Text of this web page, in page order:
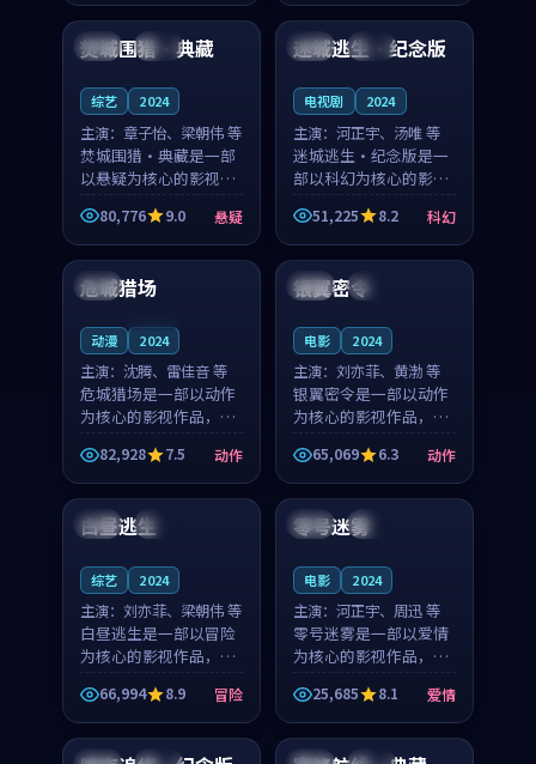
奏紧凑，值得推荐观
看。
奏紧凑，值得推荐观
看。
韩国 高分
焚城围猎·典藏
综艺 2024
主演： 章子怡、梁朝伟 等
焚城围猎·典藏是一部
以悬疑为核心的影视作
品，围绕危机、反转与
人物成长展开，整体节
奏紧凑，值得推荐观
看。
80,776 9.0 悬疑
韩国 院线
迷城逃生·纪念版
电视剧 2024
主演： 河正宇、汤唯 等
迷城逃生·纪念版是一
部以科幻为核心的影视
作品，围绕危机、反转
与人物成长展开，整体
节奏紧凑，值得推荐观
看。
51,225 8.2 科幻
中国
危城猎场
动漫 2024
主演： 沈腾、雷佳音 等
危城猎场是一部以动作
为核心的影视作品，围
绕危机、反转与人物成
长展开，整体节奏紧
凑，值得推荐观看。
82,928 7.5 动作
中国 完结
银翼密令
电影 2024
主演： 刘亦菲、黄渤 等
银翼密令是一部以动作
为核心的影视作品，围
绕危机、反转与人物成
长展开，整体节奏紧
凑，值得推荐观看。
65,069 6.3 动作
中国 独播
白昼逃生
综艺 2024
主演： 刘亦菲、梁朝伟 等
白昼逃生是一部以冒险
为核心的影视作品，围
绕危机、反转与人物成
长展开，整体节奏紧
凑，值得推荐观看。
66,994 8.9 冒险
日本 热播
零号迷雾
电影 2024
主演： 河正宇、周迅 等
零号迷雾是一部以爱情
为核心的影视作品，围
绕危机、反转与人物成
长展开，整体节奏紧
凑，值得推荐观看。
25,685 8.1 爱情